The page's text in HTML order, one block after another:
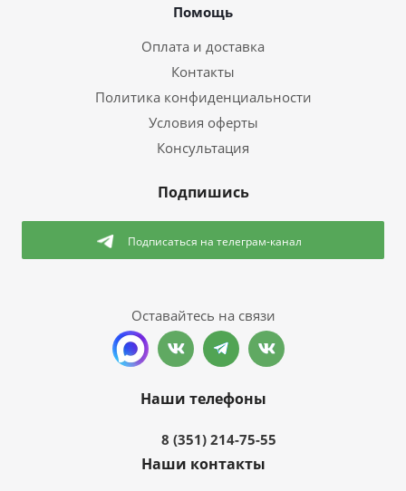
Помощь
Оплата и доставка
Контакты
Политика конфиденциальности
Условия оферты
Консультация
Подпишись
Подписаться на телеграм-канал
Оставайтесь на связи
Наши телефоны
8 (351) 214-75-55
Наши контакты